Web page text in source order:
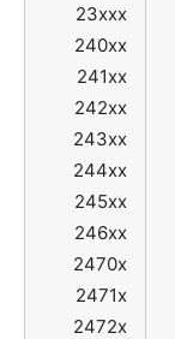
23xxx
240xx
241xx
242xx
243xx
244xx
245xx
246xx
2470x
2471x
2472x